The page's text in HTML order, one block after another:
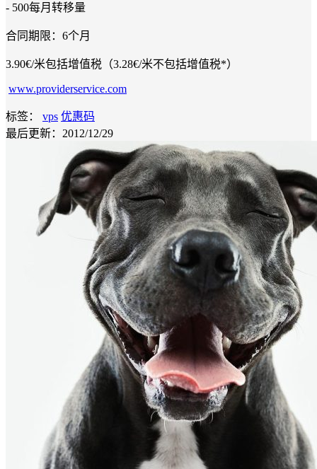
- 500每月转移量
合同期限：6个月
3.90€/米包括增值税（3.28€/米不包括增值税*）
www.providerservice.com
标签： vps 优惠码
最后更新：2012/12/29